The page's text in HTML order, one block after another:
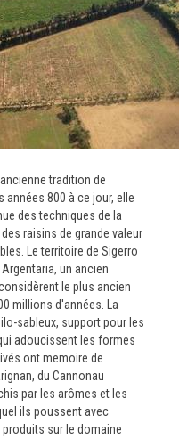
tradition de
années 800 à ce jour, elle
des techniques de la
raisins de grande valeur
Le territoire de Sigerro
un ancien
le plus ancien
millions d'années. La
sableux, support pour les
adoucissent les formes
ont memoire de
du Cannonau
par les arômes et les
ils poussent avec
sur le domaine